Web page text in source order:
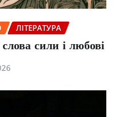
ЛІТЕРАТУРА
сили і любові